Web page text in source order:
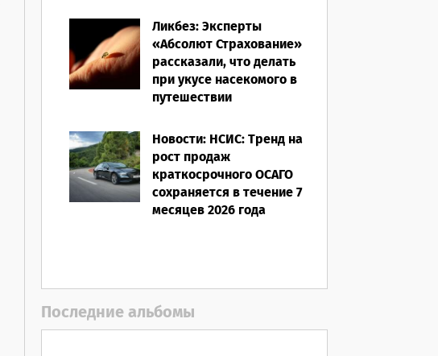
Ликбез: Эксперты
«Абсолют Страхование»
рассказали, что делать
при укусе насекомого в
путешествии
Новости: НСИС: Тренд на
рост продаж
краткосрочного ОСАГО
сохраняется в течение 7
месяцев 2026 года
Последние альбомы